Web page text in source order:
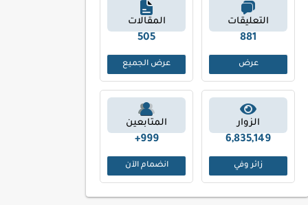
التعليقات
1014
عرض
المقالات
590
عرض الجميع
الزوار
6,835,149
زائر وفي
المتابعين
999+
انضمام الآن